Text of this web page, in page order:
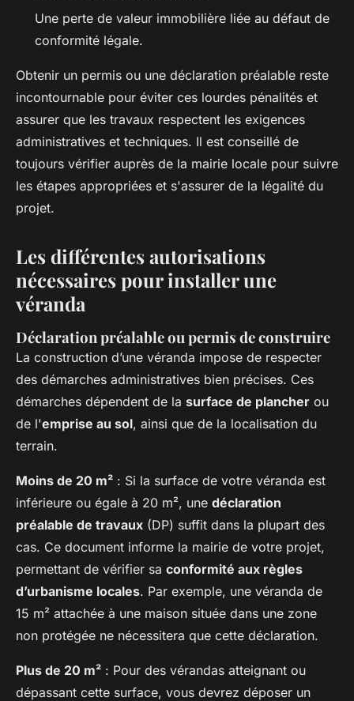
Une perte de valeur immobilière liée au défaut de
conformité légale.
Obtenir un permis ou une déclaration préalable reste
incontournable pour éviter ces lourdes pénalités et
assurer que les travaux respectent les exigences
administratives et techniques. Il est conseillé de
toujours vérifier auprès de la mairie locale pour suivre
les étapes appropriées et s'assurer de la légalité du
projet.
Les différentes autorisations
nécessaires pour installer une
véranda
Déclaration préalable ou permis de construire
La construction d’une véranda impose de respecter
des démarches administratives bien précises. Ces
démarches dépendent de la surface de plancher ou
de l'emprise au sol, ainsi que de la localisation du
terrain.
Moins de 20 m² : Si la surface de votre véranda est
inférieure ou égale à 20 m², une déclaration
préalable de travaux (DP) suffit dans la plupart des
cas. Ce document informe la mairie de votre projet,
permettant de vérifier sa conformité aux règles
d’urbanisme locales. Par exemple, une véranda de
15 m² attachée à une maison située dans une zone
non protégée ne nécessitera que cette déclaration.
Plus de 20 m² : Pour des vérandas atteignant ou
dépassant cette surface, vous devrez déposer un